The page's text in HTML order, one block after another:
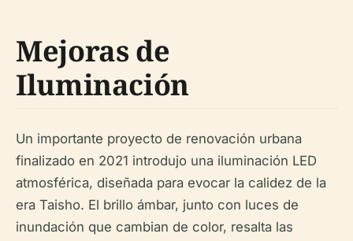
Mejoras de
Iluminación
Un importante proyecto de renovación urbana
finalizado en 2021 introdujo una iluminación LED
atmosférica, diseñada para evocar la calidez de la
era Taisho. El brillo ámbar, junto con luces de
inundación que cambian de color, resalta las